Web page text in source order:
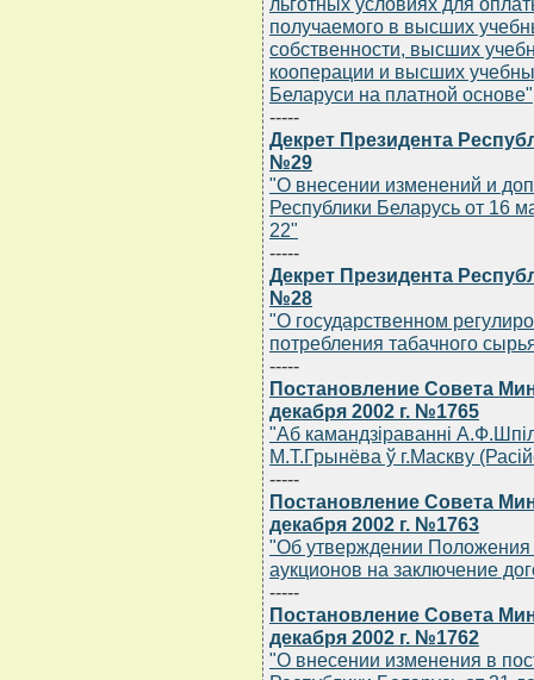
получаемого в высших
собственности, высших
кооперации и высших
Беларуси на платной основе"
-----
Декрет Президента
№29
"О внесении изменений и
Республики Беларусь от 16
22"
-----
Декрет Президента
№28
"О государственном
потребления табачного
-----
Постановление Совета
декабря 2002 г. №1765
"Аб камандзiраваннi
М.Т.Грынёва ў г.Маскву
-----
Постановление Совета
декабря 2002 г. №1763
"Об утверждении Положения
аукционов на заключение
-----
Постановление Совета
декабря 2002 г. №1762
"О внесении изменения в